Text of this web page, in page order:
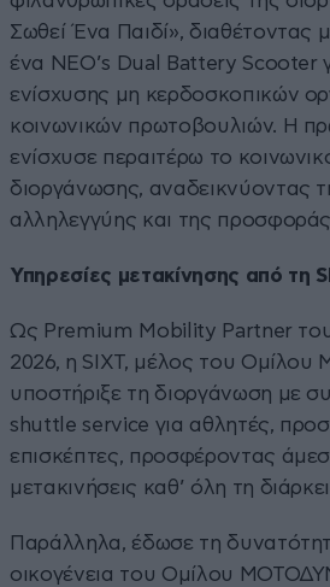
Σωθεί Ένα Παιδί», διαθέτοντας
ένα NEO’s Dual Battery Scooter
ενίσχυσης μη κερδοσκοπικών
κοινωνικών πρωτοβουλιών. Η
ενίσχυσε περαιτέρω το
διοργάνωσης, αναδεικνύοντας
αλληλεγγύης και της
Υπηρεσίες μετακίνησης από τη
Ως Premium Mobility Partner
2026, η SIXT, μέλος του
υποστήριξε τη διοργάνωση με
shuttle service για αθλητές,
επισκέπτες, προσφέροντας
μετακινήσεις καθ’ όλη τη
Παράλληλα, έδωσε τη
οικογένεια του Ομίλου